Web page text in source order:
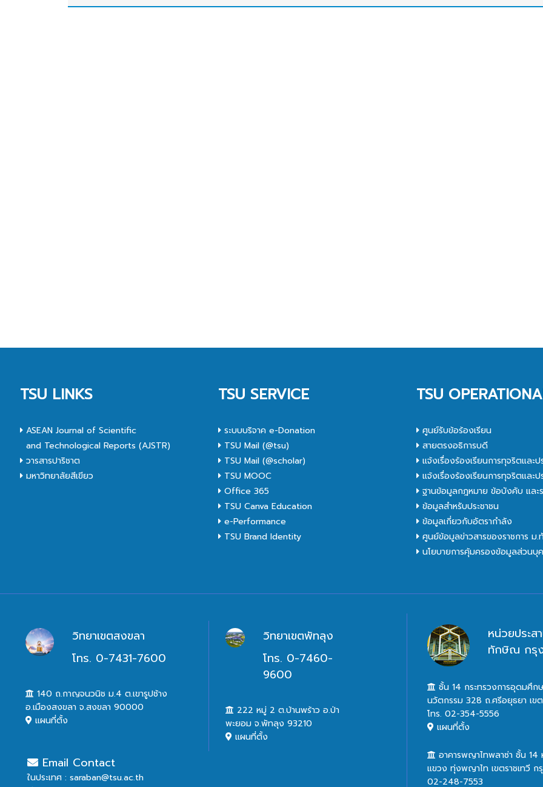
TSU LINKS
ASEAN Journal of Scientific
and Technological Reports (AJSTR)
วารสารปาริชาต
มหาวิทยาลัยสีเขียว
TSU SERVICE
ระบบบริจาค e-Donation
TSU Mail (@tsu)
TSU Mail (@scholar)
TSU MOOC
Office 365
TSU Canva Education
e-Performance
TSU Brand Identity
TSU
ศูนย์รับข้อร้องเรียน
สายตรงอธิการบดี
แจ้งเรื่องร้องเรียนการทุจริตและ
แจ้งเรื่องร้องเรียนการทุจริตและ
ฐานข้อมูลกฎหมาย ข้อบังคับ และร
ข้อมูลสำหรับประชาชน
ข้อมูลเกี่ยวกับอัตรากำลัง
ศูนย์ข้อมูลข่าวสารของราชการ
นโยบายการคุ้มครองข้อมูลส่วนบุ
วิทยาเขตสงขลา
โทร. 0-7431-7600
140 ถ.กาญจนวนิช ม.4 ต.เขารูปช้าง
อ.เมืองสงขลา จ.สงขลา 90000
แผนที่ตั้ง
วิทยาเขตพัทลุง
โทร. 0-7460-
9600
222 หมู่ 2 ต.บ้านพร้าว อ.ป่า
พะยอม จ.พัทลุง 93210
แผนที่ตั้ง
Email Contact
ในประเทศ : saraban@tsu.ac.th
หน่วยประส
ทักษิณ กรุ
ชั้น 14 กระทรวงการอุดมศึก
นวัตกรรม 328 ถ.ศรีอยุธยา เข
โทร. 02-354-5556
แผนที่ตั้ง
อาคารพญาไทพลาซ่า ชั้น
แขวง ทุ่งพญาไท เขตราชเทวี
02-248-7553